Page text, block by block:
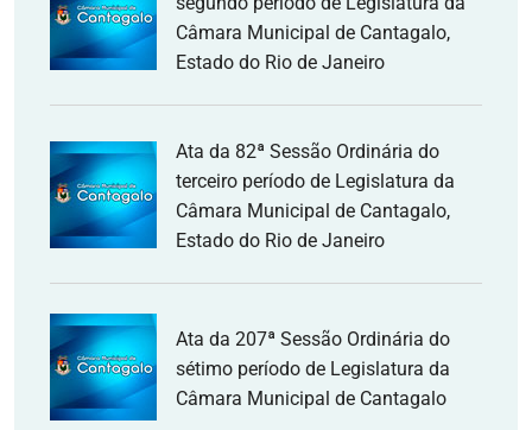
Câmara Municipal de Cantagalo,
Estado do Rio de Janeiro
Ata da 82ª Sessão Ordinária do
terceiro período de Legislatura da
Câmara Municipal de Cantagalo,
Estado do Rio de Janeiro
Ata da 207ª Sessão Ordinária do
sétimo período de Legislatura da
Câmara Municipal de Cantagalo